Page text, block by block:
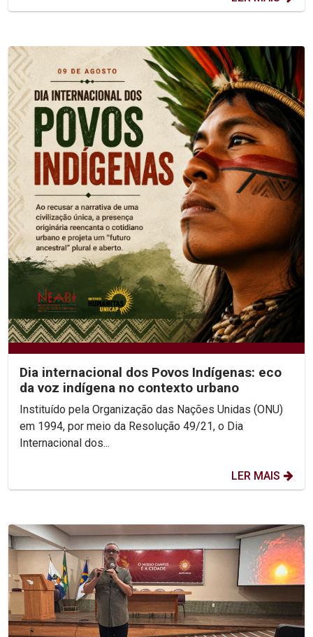
Dia internacional dos Povos Indígenas: eco
da voz indígena no contexto urbano
Instituído pela Organização das Nações Unidas (ONU)
em 1994, por meio da Resolução 49/21, o Dia
Internacional dos...
LER MAIS